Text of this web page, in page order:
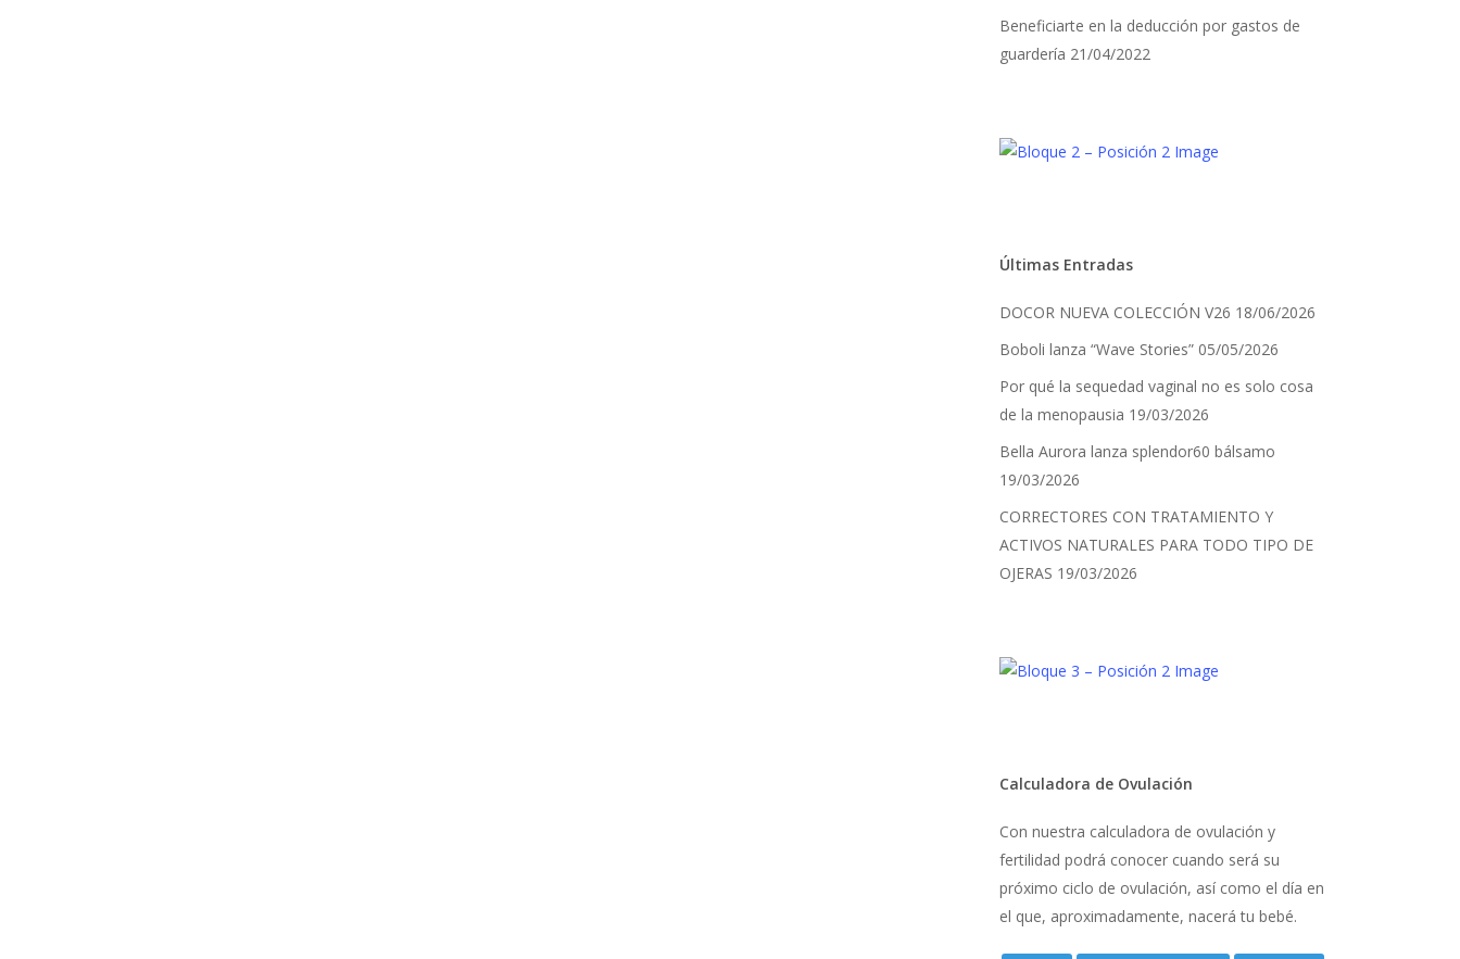
Beneficiarte en la deducción por gastos de
guardería 21/04/2022
Últimas Entradas
DOCOR NUEVA COLECCIÓN V26 18/06/2026
Boboli lanza “Wave Stories” 05/05/2026
Por qué la sequedad vaginal no es solo cosa
de la menopausia 19/03/2026
Bella Aurora lanza splendor60 bálsamo
19/03/2026
CORRECTORES CON TRATAMIENTO Y
ACTIVOS NATURALES PARA TODO TIPO DE
OJERAS 19/03/2026
Calculadora de Ovulación
Con nuestra calculadora de ovulación y
fertilidad podrá conocer cuando será su
próximo ciclo de ovulación, así como el día en
el que, aproximadamente, nacerá tu bebé.